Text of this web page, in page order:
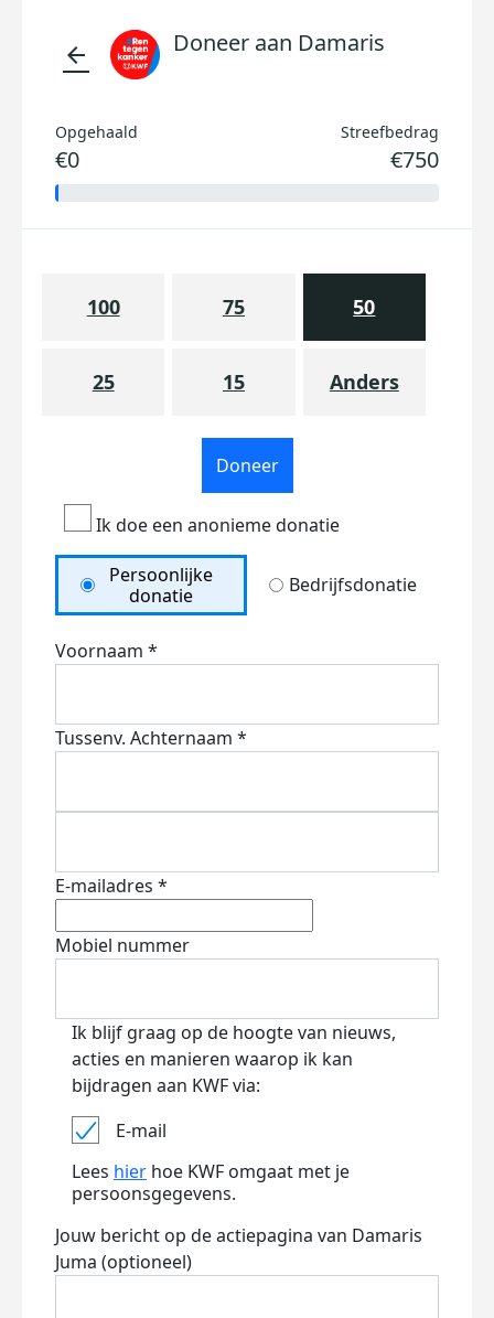
arrow_back Doneer aan Damaris
Opgehaald
€0
Streefbedrag
€750
100 75 50
25 15 Anders
Doneer
Ik doe een anonieme donatie
Persoonlijke
donatie
Bedrijfsdonatie
Voornaam *
Tussenv. Achternaam *
E-mailadres *
Mobiel nummer
Ik blijf graag op de hoogte van nieuws,
acties en manieren waarop ik kan
bijdragen aan KWF via:
E-mail
Lees hier hoe KWF omgaat met je
persoonsgegevens.
Jouw bericht op de actiepagina van Damaris
Juma (optioneel)